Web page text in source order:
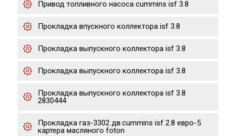
Привод топливного насоса cummins isf 3.8
Прокладка впускного коллектора isf 3.8
Прокладка выпускного коллектора isf 3.8
Прокладка выпускного коллектора isf 3.8
Прокладка выпускного коллектора isf 3.8
2830444
Прокладка газ-3302 дв.cummins isf 2.8 евро-5
картера масляного foton